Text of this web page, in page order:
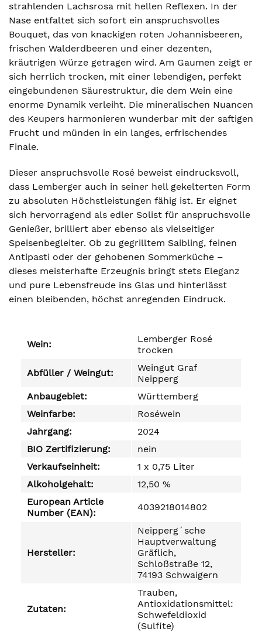
strahlenden Lachsrosa mit hellen Reflexen. In der
Nase entfaltet sich sofort ein anspruchsvolles
Bouquet, das von knackigen roten Johannisbeeren,
frischen Walderdbeeren und einer dezenten,
kräutrigen Würze getragen wird. Am Gaumen zeigt er
sich herrlich trocken, mit einer lebendigen, perfekt
eingebundenen Säurestruktur, die dem Wein eine
enorme Dynamik verleiht. Die mineralischen Nuancen
des Keupers harmonieren wunderbar mit der saftigen
Frucht und münden in ein langes, erfrischendes
Finale.
Dieser anspruchsvolle Rosé beweist eindrucksvoll,
dass Lemberger auch in seiner hell gekelterten Form
zu absoluten Höchstleistungen fähig ist. Er eignet
sich hervorragend als edler Solist für anspruchsvolle
Genießer, brilliert aber ebenso als vielseitiger
Speisenbegleiter. Ob zu gegrilltem Saibling, feinen
Antipasti oder der gehobenen Sommerküche –
dieses meisterhafte Erzeugnis bringt stets Eleganz
und pure Lebensfreude ins Glas und hinterlässt
einen bleibenden, höchst anregenden Eindruck.
Wein:
Lemberger Rosé
trocken
Abfüller / Weingut:
Weingut Graf
Neipperg
Anbaugebiet:
Württemberg
Weinfarbe:
Roséwein
Jahrgang:
2024
BIO Zertifizierung:
nein
Verkaufseinheit:
1 x 0,75 Liter
Alkoholgehalt:
12,50 %
European Article
Number (EAN):
4039218014802
Hersteller:
Neipperg´sche
Hauptverwaltung
Gräflich,
Schloßstraße 12,
74193 Schwaigern
Zutaten:
Trauben,
Antioxidationsmittel:
Schwefeldioxid
(Sulfite)